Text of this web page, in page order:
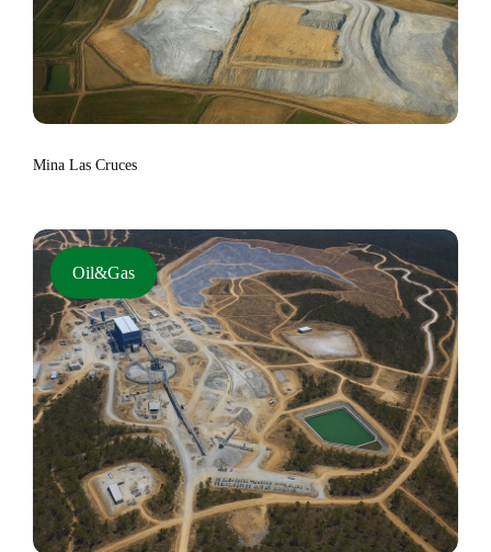
Mina Las Cruces
Oil&Gas